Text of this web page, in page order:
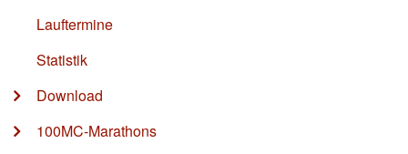
Lauftermine
Statistik
Download
100MC-Marathons